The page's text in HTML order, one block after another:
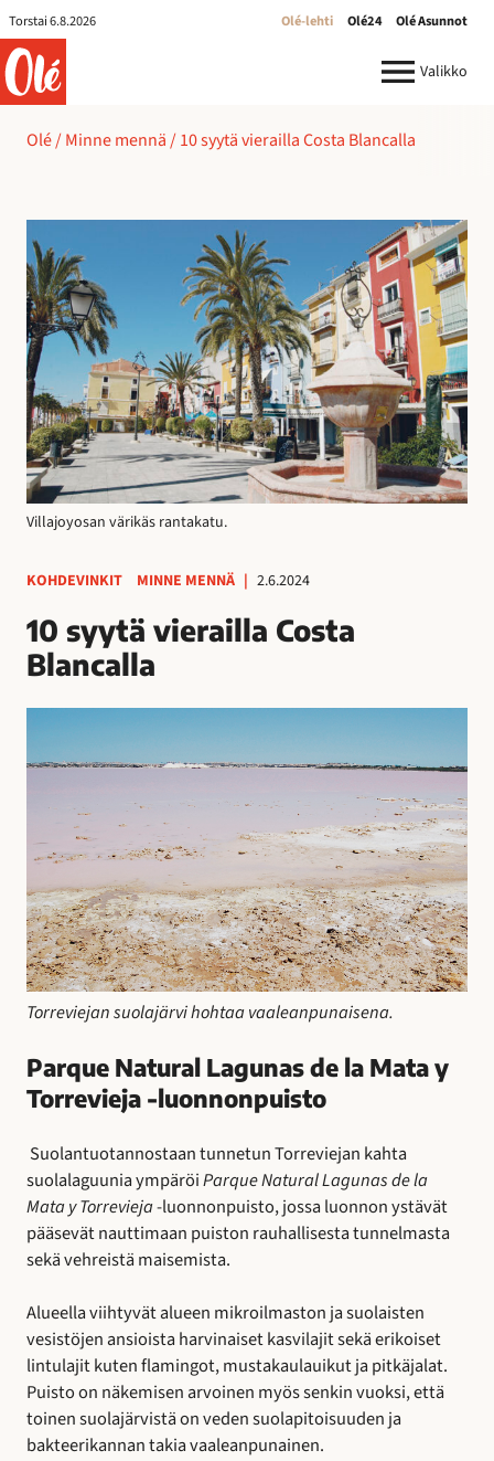
Torstai 6.8.2026 Olé-lehti Olé24 Olé Asunnot
ole.fi
Valikko
Olé/Minne mennä/10 syytä vierailla Costa Blancalla
Villajoyosan värikäs rantakatu.
KOHDEVINKIT MINNE MENNÄ | 2.6.2024
10 syytä vierailla Costa
Blancalla
Torreviejan suolajärvi hohtaa vaaleanpunaisena.
Parque Natural Lagunas de la Mata y
Torrevieja -luonnonpuisto
Suolantuotannostaan tunnetun Torreviejan kahta
suolalaguunia ympäröiParque Natural Lagunas de la
Mata y Torrevieja-luonnonpuisto, jossa luonnon ystävät
pääsevät nauttimaan puiston rauhallisesta tunnelmasta
sekä vehreistä maisemista.
Alueella viihtyvät alueen mikroilmaston ja suolaisten
vesistöjen ansioista harvinaiset kasvilajit sekä erikoiset
lintulajit kuten flamingot, mustakaulauikut ja pitkäjalat.
Puisto on näkemisen arvoinen myös senkin vuoksi, että
toinen suolajärvistä on veden suolapitoisuuden ja
bakteerikannan takia vaaleanpunainen.